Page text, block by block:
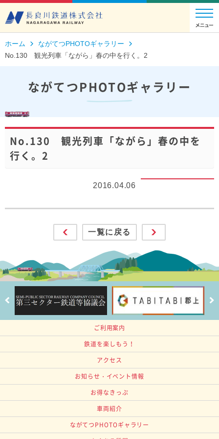
ホーム
ながてつPHOTOギャラリー
No.130 観光列車「ながら」春の中を行く。2
ながてつPHOTOギャラリー
No.130 観光列車「ながら」春の中を
行く。2
2016.04.06
一覧に戻る
ご利用案内
鉄道を楽しもう！
アクセス
お知らせ・イベント情報
お得なきっぷ
車両紹介
ながてつPHOTOギャラリー